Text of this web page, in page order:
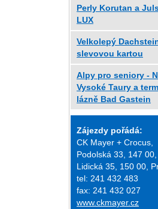
Perly Korutan a
LUX
Velkolepý
slevovou kartou
Alpy pro seniory -
Vysoké Taury a
lázně Bad Gastein
Zájezdy pořádá:
CK Mayer + Crocus,
Podolská 33, 147
Lidická 35, 150 00,
tel: 241 432 483
fax: 241 432 027
www.ckmayer.cz